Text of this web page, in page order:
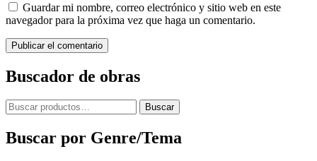
Guardar mi nombre, correo electrónico y sitio web en este
navegador para la próxima vez que haga un comentario.
Buscador de obras
Buscar
por:
Buscar
Buscar por Genre/Tema